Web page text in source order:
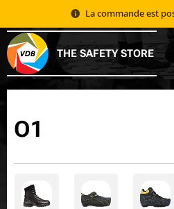
La commande est
THE SAFETY STORE
O1